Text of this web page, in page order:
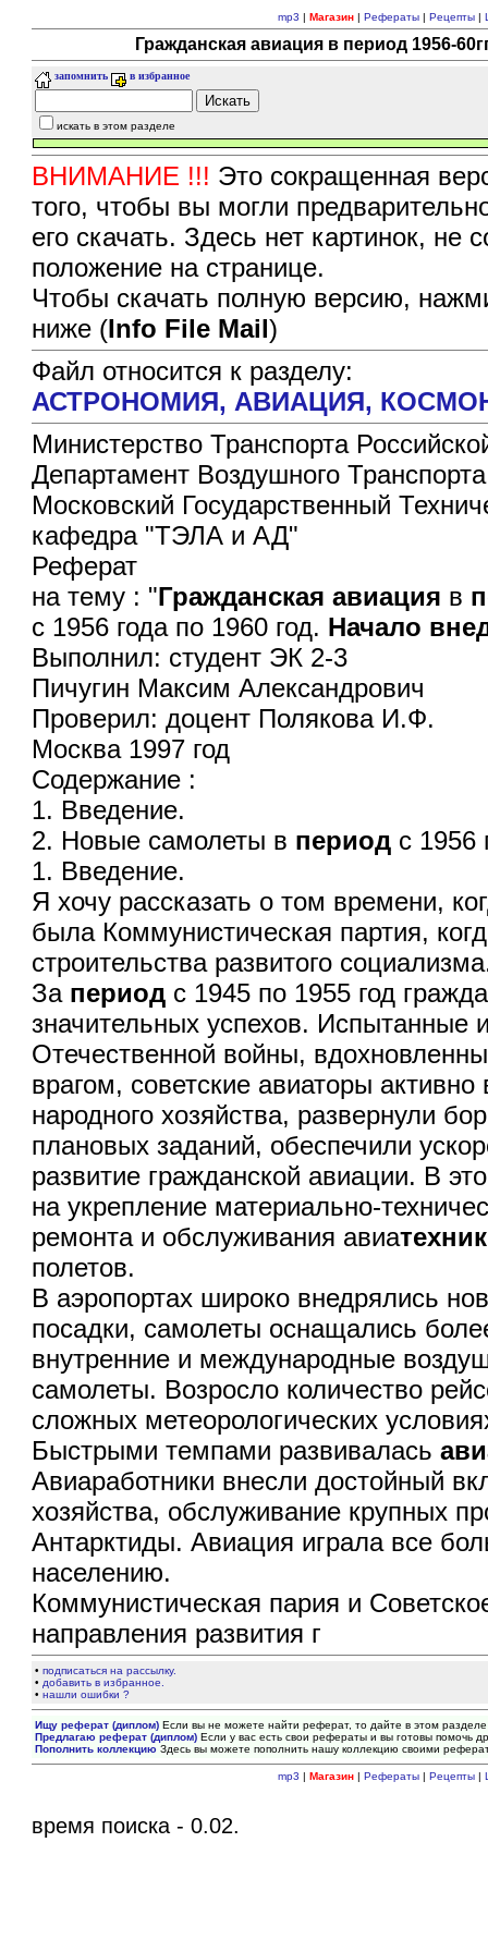
mp3 | Магазин| Рефераты| Рецепты|
Гражданская авиация в период 1956-
запомнить в избранное
искать в этом разделе
ВНИМАНИЕ !!! Это сокращенная
того, чтобы вы могли
его скачать. Здесь нет картинок,
положение на странице.
Чтобы скачать полную версию,
ниже (Info File Mail)
Файл относится к разделу:
АСТРОНОМИЯ, АВИАЦИЯ,
Министерство Транспорта
Департамент Воздушного Транспорта
Московский Государственный
кафедра "ТЭЛА и АД"
Реферат
на тему : "Гражданская авиация в
с 1956 года по 1960 год. Начало
Выполнил: студент ЭК 2-3
Пичугин Максим Александрович
Проверил: доцент Полякова И.Ф.
Москва 1997 год
Содержание :
1. Введение.
2. Новые самолеты в период с 1956
1. Введение.
Я хочу рассказать о том времени,
была Коммунистическая партия,
строительства развитого
За период с 1945 по 1955 год
значительных успехов. Испытанные
Отечественной войны,
врагом, советские авиаторы
народного хозяйства, развернули
плановых заданий, обеспечили
развитие гражданской авиации. В
на укрепление материально-
ремонта и обслуживания авиа
полетов.
В аэропортах широко внедрялись
посадки, самолеты оснащались
внутренние и международные
самолеты. Возросло количество
сложных метеорологических
Быстрыми темпами развивалась
Авиаработники внесли достойный
хозяйства, обслуживание крупных
Антарктиды. Авиация играла все
населению.
Коммунистическая пария и
направления развития г
•подписаться на рассылку.
• добавить в избранное.
•нашли ошибки ?
Ищу реферат (диплом) Если вы не можете найти реферат, то дайте в этом
Предлагаю реферат (диплом) Если у вас есть свои рефераты и вы готовы помочь
Пополнить коллекцию Здесь вы можете пополнить нашу коллекцию своими
mp3 | Магазин| Рефераты| Рецепты|
время поиска - 0.02.